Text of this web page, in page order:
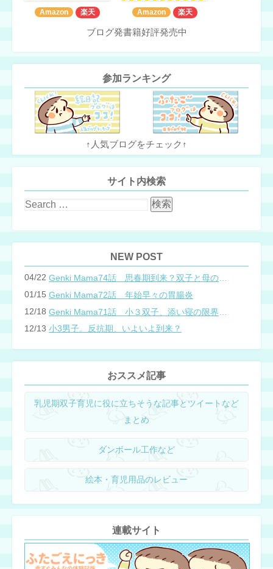
Amazon 楽天 Amazon 楽天
ブログ発書籍好評発売中
参加ランキング
↑人気ブログをチェック↑
サイト内検索
NEW POST
04/22
01/15 Genki Mama72話 年始早々の胃腸炎
12/18
12/13 小3男子。反抗期、いよいよ到来？
おススメ記事
乳児期双子育児に役に立ちそうな記事とツイートなど
まとめ
ダンボール工作など
絵本・育児用品のレビュー
連載サイト